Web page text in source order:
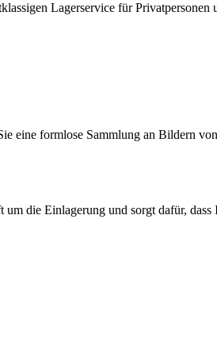
Lagerservice für Privatpersonen
eine formlose Sammlung an Bildern
um die Einlagerung und sorgt dafür,